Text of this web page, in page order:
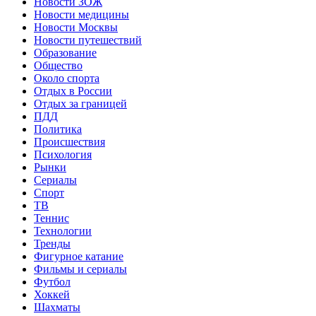
Новости медицины
Новости Москвы
Новости путешествий
Образование
Общество
Около спорта
Отдых в России
Отдых за границей
ПДД
Политика
Происшествия
Психология
Рынки
Сериалы
Спорт
ТВ
Теннис
Технологии
Тренды
Фигурное катание
Фильмы и сериалы
Футбол
Хоккей
Шахматы